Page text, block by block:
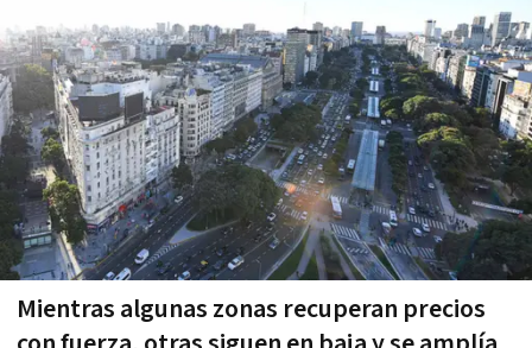
Mientras algunas zonas recuperan precios